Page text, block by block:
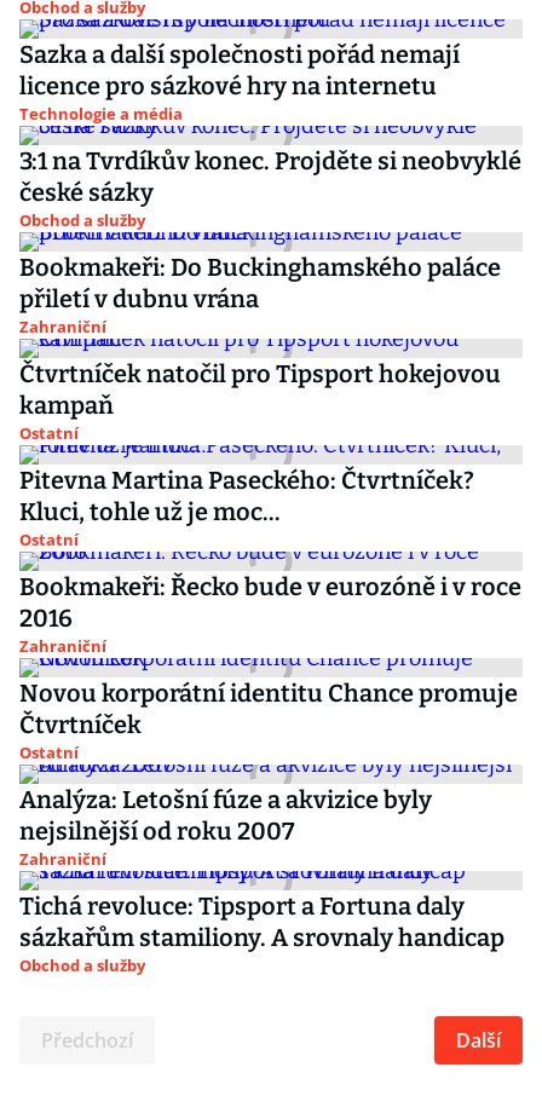
Obchod a služby
Sazka a další společnosti pořád nemají
licence pro sázkové hry na internetu
Technologie a média
3:1 na Tvrdíkův konec. Projděte si neobvyklé
české sázky
Obchod a služby
Bookmakeři: Do Buckinghamského paláce
přiletí v dubnu vrána
Zahraniční
Čtvrtníček natočil pro Tipsport hokejovou
kampaň
Ostatní
Pitevna Martina Paseckého: Čtvrtníček?
Kluci, tohle už je moc…
Ostatní
Bookmakeři: Řecko bude v eurozóně i v roce
2016
Zahraniční
Novou korporátní identitu Chance promuje
Čtvrtníček
Ostatní
Analýza: Letošní fúze a akvizice byly
nejsilnější od roku 2007
Zahraniční
Tichá revoluce: Tipsport a Fortuna daly
sázkařům stamiliony. A srovnaly handicap
Obchod a služby
Předchozí Další